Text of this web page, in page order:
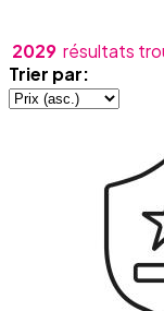
2029 résultats
Trier par: